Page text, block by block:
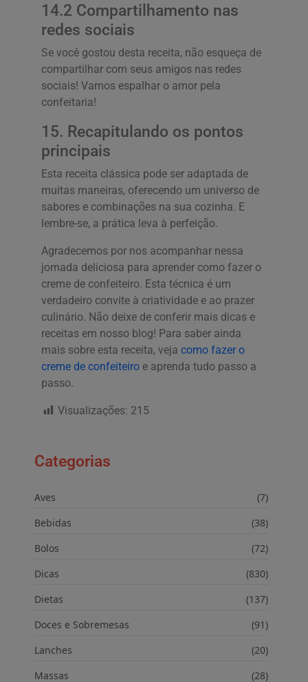
14.2 Compartilhamento nas
redes sociais
Se você gostou desta receita, não esqueça de
compartilhar com seus amigos nas redes
sociais! Vamos espalhar o amor pela
confeitaria!
15. Recapitulando os pontos
principais
Esta receita clássica pode ser adaptada de
muitas maneiras, oferecendo um universo de
sabores e combinações na sua cozinha. E
lembre-se, a prática leva à perfeição.
Agradecemos por nos acompanhar nessa
jornada deliciosa para aprender como fazer o
creme de confeiteiro. Esta técnica é um
verdadeiro convite à criatividade e ao prazer
culinário. Não deixe de conferir mais dicas e
receitas em nosso blog! Para saber ainda
mais sobre esta receita, veja como fazer o
creme de confeiteiro e aprenda tudo passo a
passo.
Visualizações: 215
Categorias
Aves
(7)
Bebidas
(38)
Bolos
(72)
Dicas
(830)
Dietas
(137)
Doces e Sobremesas
(91)
Lanches
(20)
Massas
(28)